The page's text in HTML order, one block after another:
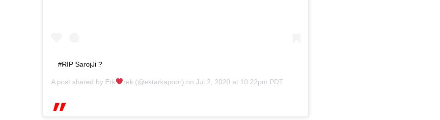
#RIP SarojJi ?
A post shared by Erk rek (@ektarkapoor) on Jul 2, 2020 at 10:22pm PDT